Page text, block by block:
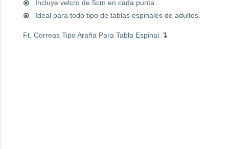
Incluye velcro de 5cm en cada punta.
Ideal para todo tipo de tablas espinales de adultos.
Ft. Correas Tipo Araña Para Tabla Espinal.